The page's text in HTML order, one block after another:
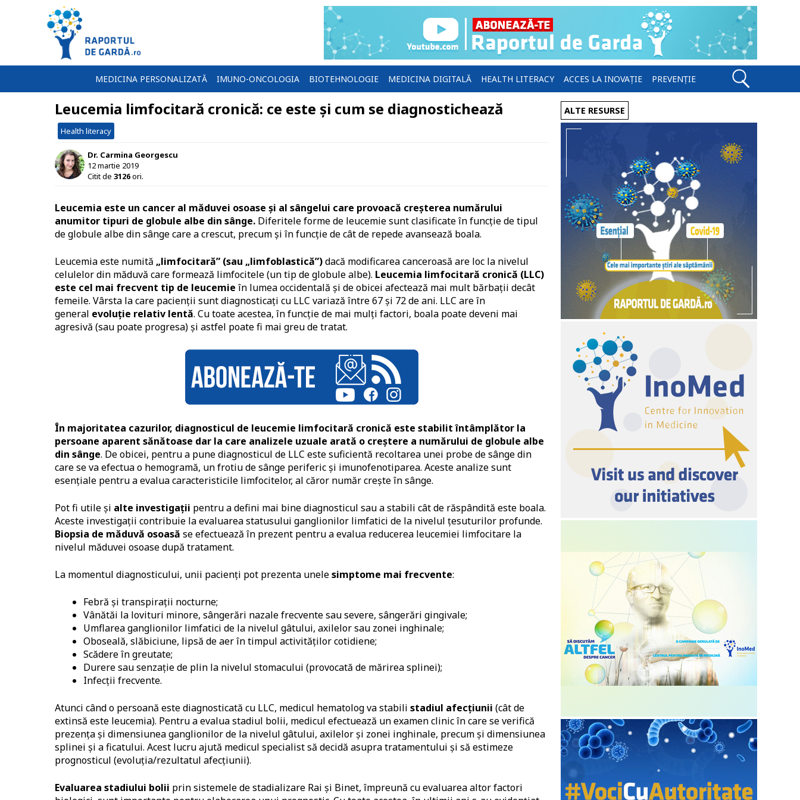
MEDICINA PERSONALIZATĂ IMUNO-ONCOLOGIA BIOTEHNOLOGIE MEDICINA DIGITALĂ HEALTH LITERACY ACCES LA INOVAȚIE PREVENȚIE
Leucemia limfocitară cronică: ce este și cum se diagnostichează
Health literacy
Dr. Carmina Georgescu
12 martie 2019
Citit de 3126ori.
Leucemia este un cancer al măduvei osoase și al sângelui care provoacă creșterea numărului
anumitor tipuri de globule albe din sânge. Diferitele forme de leucemie sunt clasificate în funcție de tipul
de globule albe din sânge care a crescut, precum și în funcție de cât de repede avansează boala.
Leucemia este numită „limfocitară” (sau „limfoblastică”)dacă modificarea canceroasă are loc la nivelul
celulelor din măduvă care formează limfocitele (un tip de globule albe). Leucemia limfocitară cronică (LLC)
este cel mai frecvent tip de leucemie în lumea occidentală și de obicei afectează mai mult bărbații decât
femeile. Vârsta la care pacienții sunt diagnosticați cu LLC variază între 67 și 72 de ani. LLC are în
general evoluție relativ lentă. Cu toate acestea, în funcţie de mai mulţi factori, boala poate deveni mai
agresivă (sau poate progresa) și astfel poate fi mai greu de tratat.
În majoritatea cazurilor, diagnosticul de leucemie limfocitară cronică este stabilit întâmplător la
persoane aparent sănătoase dar la care analizele uzuale arată o creștere a numărului de globule albe
din sânge. De obicei, pentru a pune diagnosticul de LLC este suficientă recoltarea unei probe de sânge din
care se va efectua o hemogramă, un frotiu de sânge periferic şi imunofenotiparea. Aceste analize sunt
esențiale pentru a evalua caracteristicile limfocitelor, al căror număr crește în sânge.
Pot fi utile și alte investigații pentru a defini mai bine diagnosticul sau a stabili cât de răspândită este boala.
Aceste investigații contribuie la evaluarea statusului ganglionilor limfatici de la nivelul țesuturilor profunde.
Biopsia de măduvă osoasă se efectuează în prezent pentru a evalua reducerea leucemiei limfocitare la
nivelul măduvei osoase după tratament.
La momentul diagnosticului, unii pacienți pot prezenta unelesimptome mai frecvente:
Febră și transpirații nocturne;
Vânătăi la lovituri minore, sângerări nazale frecvente sau severe, sângerări gingivale;
Umflarea ganglionilor limfatici de la nivelul gâtului, axilelor sau zonei inghinale;
Oboseală, slăbiciune, lipsă de aer în timpul activităților cotidiene;
Scădere în greutate;
Durere sau senzație de plin la nivelul stomacului (provocată de mărirea splinei);
Infecții frecvente.
Atunci când o persoană este diagnosticată cu LLC, medicul hematolog va stabili stadiul afecțiunii (cât de
extinsă este leucemia). Pentru a evalua stadiul bolii, medicul efectuează un examen clinic în care se verifică
prezența și dimensiunea ganglionilor de la nivelul gâtului, axilelor și zonei inghinale, precum și dimensiunea
splinei și a ficatului. Acest lucru ajută medicul specialist să decidă asupra tratamentului și să estimeze
prognosticul (evoluția/rezultatul afecțiunii).
Evaluarea stadiului bolii prin sistemele de stadializare Rai și Binet, împreună cu evaluarea altor factori
ALTE RESURSE